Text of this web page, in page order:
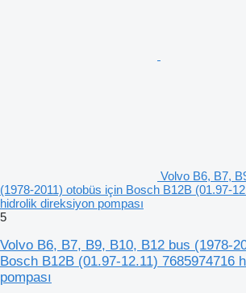
Volvo B6, B7,
(1978-2011) otobüs için Bosch B12B (01.97-
hidrolik direksiyon pompası
5
Volvo B6, B7, B9, B10, B12 bus (1978-
Bosch B12B (01.97-12.11) 7685974716
pompası